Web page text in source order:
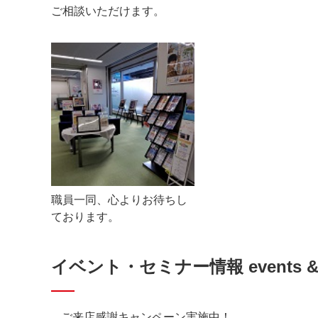
ご相談いただけます。
職員一同、心よりお待ちし
ております。
イベント・セミナー情報 events